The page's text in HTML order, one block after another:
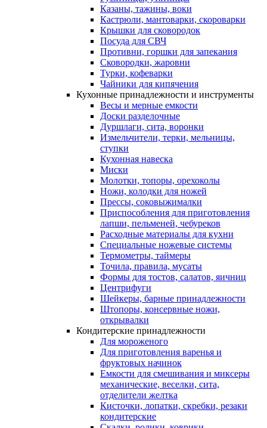
Казаны, тажины, воки
Кастрюли, мантоварки, скороварки
Крышки для сковородок
Посуда для СВЧ
Противни, горшки для запекания
Сковородки, жаровни
Турки, кофеварки
Чайники для кипячения
Кухонные принадлежности и инструменты
Весы и мерные емкости
Доски разделочные
Дуршлаги, сита, воронки
Измельчители, терки, мельницы,
ступки
Кухонная навеска
Миски
Молотки, топоры, орехоколы
Ножи, колодки для ножей
Прессы, соковыжималки
Приспособления для приготовления
лапши, пельменей, чебуреков
Расходные материалы для кухни
Специальные ножевые системы
Термометры, таймеры
Точила, правила, мусаты
Формы для тостов, салатов, яичниц
Центрифуги
Шейкеры, барные принадлежности
Штопоры, консервные ножи,
открывалки
Кондитерские принадлежности
Для мороженого
Для приготовления варенья и
фруктовых начинок
Емкости для смешивания и миксеры
механические, веселки, сита,
отделители желтка
Кисточки, лопатки, скребки, резаки
кондитерские